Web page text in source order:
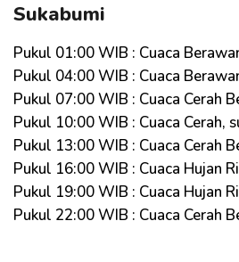
Sukabumi
Pukul 01:00 WIB : Cuaca
Pukul 04:00 WIB : Cuaca
Pukul 07:00 WIB : Cuaca Cerah
Pukul 10:00 WIB : Cuaca Cerah,
Pukul 13:00 WIB : Cuaca Cerah
Pukul 16:00 WIB : Cuaca Hujan
Pukul 19:00 WIB : Cuaca Hujan
Pukul 22:00 WIB : Cuaca Cerah